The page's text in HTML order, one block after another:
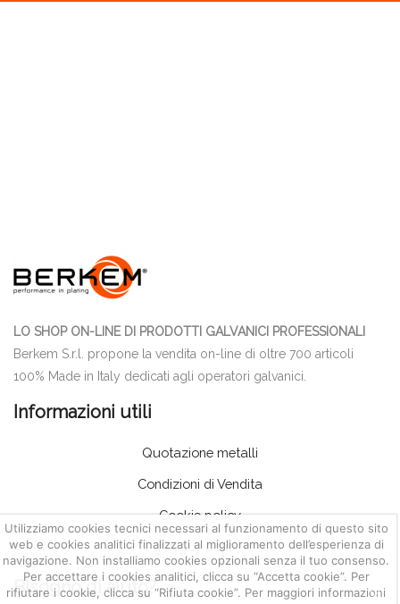
Utilizziamo cookies tecnici necessari al funzionamento di questo sito
web e cookies analitici finalizzati al miglioramento dell’esperienza di
navigazione. Non installiamo cookies opzionali senza il tuo consenso.
Per accettare i cookies analitici, clicca su “Accetta cookie”. Per
rifiutare i cookie, clicca su “Rifiuta cookie”. Per maggiori informazioni
LO SHOP ON-LINE DI PRODOTTI GALVANICI PROFESSIONALI
Berkem S.r.l. propone la vendita on-line di oltre 700 articoli
100% Made in Italy dedicati agli operatori galvanici.
Informazioni utili
Quotazione metalli
Condizioni di Vendita
Cookie policy
Privacy policy
Bisogno di aiuto?